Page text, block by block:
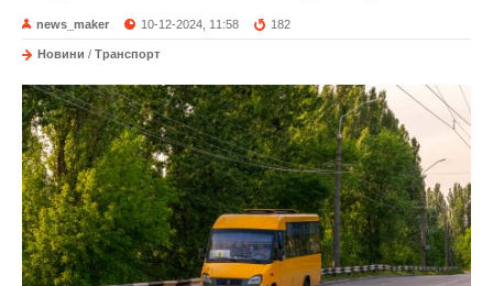
news_maker 10-12-2024, 11:58 182
Новини / Транспорт